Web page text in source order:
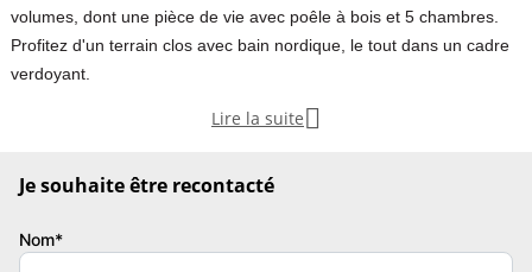
volumes, dont une pièce de vie avec poêle à bois et 5 chambres.
Profitez d'un terrain clos avec bain nordique, le tout dans un cadre
verdoyant.
Pièce de vie lumineuse avec volume et poêle à bois, cuisine
couloir desservant 5 magnifiques chambres , deux salles de bains
Lire la suite
Je souhaite être recontacté
Nom*